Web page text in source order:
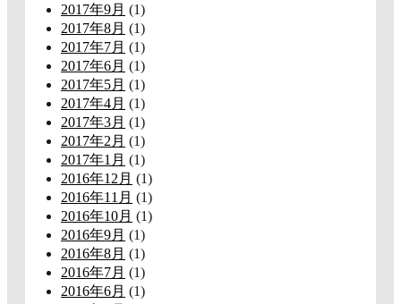
2017年9月 (1)
2017年8月 (1)
2017年7月 (1)
2017年6月 (1)
2017年5月 (1)
2017年4月 (1)
2017年3月 (1)
2017年2月 (1)
2017年1月 (1)
2016年12月 (1)
2016年11月 (1)
2016年10月 (1)
2016年9月 (1)
2016年8月 (1)
2016年7月 (1)
2016年6月 (1)